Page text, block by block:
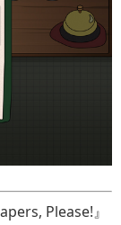
Please!』